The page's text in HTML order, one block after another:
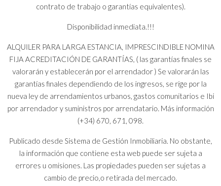
contrato de trabajo o garantías equivalentes).
Disponibilidad inmediata.!!!
ALQUILER PARA LARGA ESTANCIA, IMPRESCINDIBLE NOMINA
FIJA ACREDITACIÓN DE GARANTÍAS, ( las garantías finales se
valorarán y establecerán por el arrendador ) Se valorarán las
garantías finales dependiendo de los ingresos, se rige por la
nueva ley de arrendamientos urbanos, gastos comunitarios e Ibi
por arrendador y suministros por arrendatario. Más información
(+34) 670, 671, 098.
Publicado desde Sistema de Gestión Inmobiliaria. No obstante,
la información que contiene esta web puede ser sujeta a
errores u omisiones. Las propiedades pueden ser sujetas a
cambio de precio,o retirada del mercado.